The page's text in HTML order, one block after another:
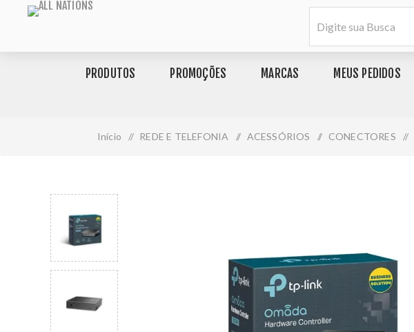
PRODUTOS PROMOÇÕES MARCAS MEUS PEDIDOS
Início / REDE E TELEFONIA / ACESSÓRIOS / CONECTORES /